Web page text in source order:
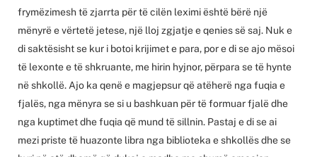
frymëzimesh të zjarrta për të cilën leximi është bërë një
mënyrë e vërtetë jetese, një lloj zgjatje e qenies së saj. Nuk e
di saktësisht se kur i botoi krijimet e para, por e di se ajo mësoi
të lexonte e të shkruante, me hirin hyjnor, përpara se të hynte
në shkollë. Ajo ka qenë e magjepsur që atëherë nga fuqia e
fjalës, nga mënyra se si u bashkuan për të formuar fjalë dhe
nga kuptimet dhe fuqia që mund të sillnin. Pastaj e di se ai
mezi priste të huazonte libra nga biblioteka e shkollës dhe se